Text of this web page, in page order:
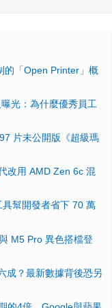
的「Open Printer」概
光：為什麼優秀員工
片未公開版《超級瑪
改用 AMD Zen 6c 混
幫開發者省下 70 萬
M5 Pro 異色搭檔登
成？最新數據背後恐另